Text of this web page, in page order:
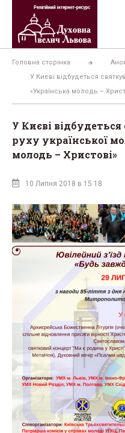
Перейти
вмісту
Головна сторінка
У Києві відбудеться
«Українська молодь –
У Києві
руху української
молодь – Христові»
10 Липня 2018 в 15:18